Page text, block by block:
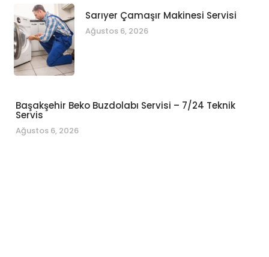
Sarıyer Çamaşır Makinesi Servisi
Ağustos 6, 2026
Başakşehir Beko Buzdolabı Servisi – 7/24 Teknik
Servis
Ağustos 6, 2026